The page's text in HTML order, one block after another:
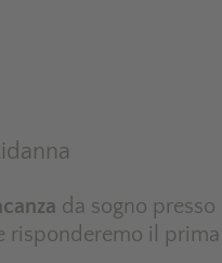
da sogno
risponderemo il